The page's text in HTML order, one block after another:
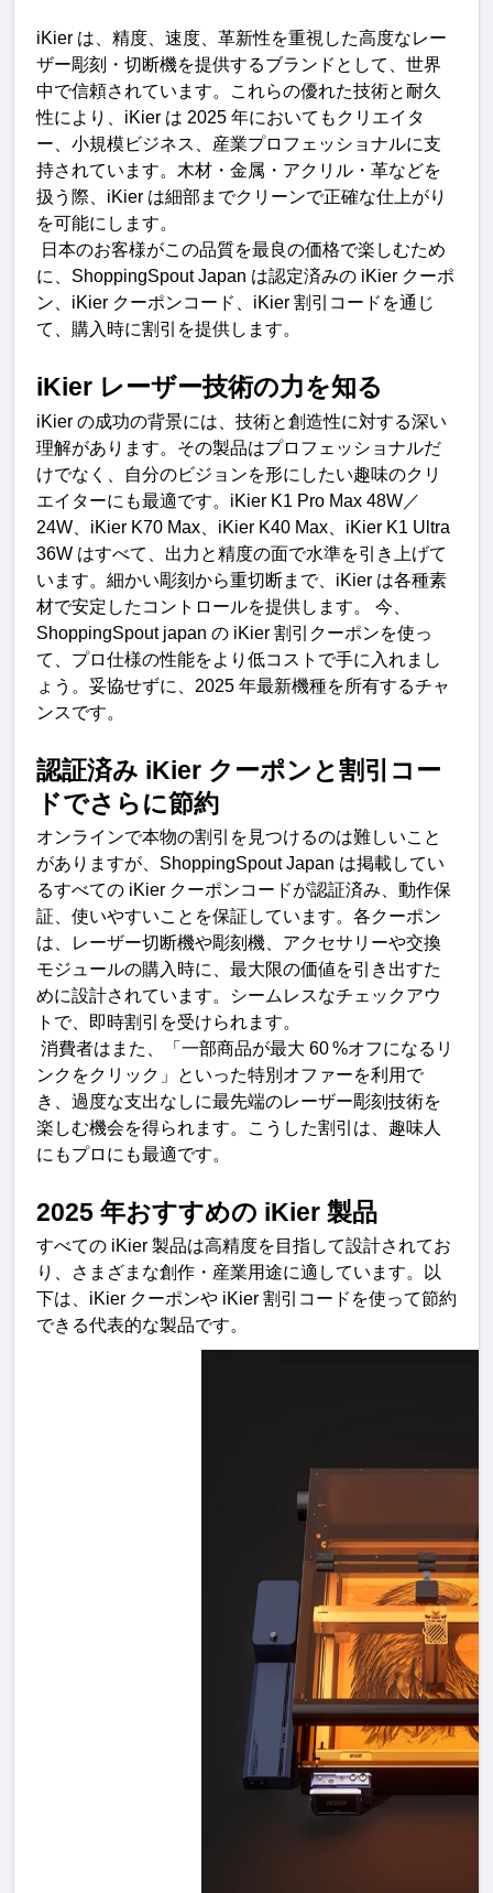
iKier は、精度、速度、革新性を重視した高度なレー
ザー彫刻・切断機を提供するブランドとして、世界
中で信頼されています。これらの優れた技術と耐久
性により、 iKier は 2025 年においてもクリエイタ
ー、小規模ビジネス、産業プロフェッショナルに支
持されています。木材・金属・アクリル・革などを
扱う際、 iKier は細部までクリーンで正確な仕上がり
を可能にします。
日本のお客様がこの品質を最良の価格で楽しむため
に、 ShoppingSpout Japan は認定済みの iKier クーポ
ン、 iKier クーポンコード、 iKier 割引コードを通じ
て、購入時に割引を提供します。
iKier レーザー技術の力を知る
iKier の成功の背景には、技術と創造性に対する深い
理解があります。その製品はプロフェッショナルだ
けでなく、自分のビジョンを形にしたい趣味のクリ
エイターにも最適です。 iKier K1 Pro Max 48W／
24W
iKier K70 Max iKier K40 Max
iKier K1 Ultra
36W はすべて、出力と精度の面で水準を引き上げて
います。細かい彫刻から重切断まで、 iKier は各種素
材で安定したコントロールを提供します。
今、
ShoppingSpout japan の iKier 割引クーポンを使っ
て、プロ仕様の性能をより低コストで手に入れまし
ょう。妥協せずに、 2025 年最新機種を所有するチャ
ンスです。
認証済み iKier クーポンと割引コー
ドでさらに節約
オンラインで本物の割引を見つけるのは難しいこと
がありますが、 ShoppingSpout Japan は掲載してい
るすべての iKier クーポンコードが認証済み、動作保
証、使いやすいことを保証しています。各クーポン
は、レーザー切断機や彫刻機、アクセサリーや交換
モジュールの購入時に、最大限の価値を引き出すた
めに設計されています。シームレスなチェックアウ
トで、即時割引を受けられます。
消費者はまた、「一部商品が最大 60 %オフになるリ
ンクをクリック」といった特別オファーを利用で
き、過度な支出なしに最先端のレーザー彫刻技術を
楽しむ機会を得られます。こうした割引は、趣味人
にもプロにも最適です。
2025 年おすすめの iKier 製品
すべての iKier 製品は高精度を目指して設計されてお
り、さまざまな創作・産業用途に適しています。以
下は、 iKier クーポンや iKier 割引コードを使って節約
できる代表的な製品です。